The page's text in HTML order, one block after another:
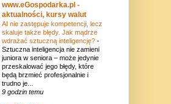
www.eGospodarka.pl -
aktualności, kursy walut
AI nie zastępuje kompetencji, lecz
skaluje także błędy. Jak mądrze
wdrażać sztuczną inteligencję? -
Sztuczna inteligencja nie zamieni
juniora w seniora – może jedynie
przeskalować jego błędy, które
będą brzmieć profesjonalnie i
trudno je...
9 godzin temu